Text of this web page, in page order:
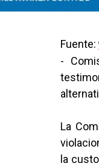
Fuente:
-
La
la